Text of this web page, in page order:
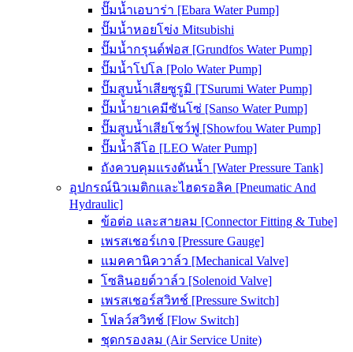
ปั๊มน้ำเอบาร่า [Ebara Water Pump]
ปั๊มน้ำหอยโข่ง Mitsubishi
ปั๊มน้ำกรุนด์ฟอส [Grundfos Water Pump]
ปั๊มน้ำโปโล [Polo Water Pump]
ปั๊มสูบน้ำเสียซูรูมิ [TSurumi Water Pump]
ปั๊มน้ำยาเคมีซันโซ่ [Sanso Water Pump]
ปั๊มสูบน้ำเสียโชว์ฟู [Showfou Water Pump]
ปั๊มน้ำลีโอ [LEO Water Pump]
ถังควบคุมแรงดันน้ำ [Water Pressure Tank]
อุปกรณ์นิวเมติกและไฮดรอลิค [Pneumatic And
Hydraulic]
ข้อต่อ และสายลม [Connector Fitting & Tube]
เพรสเชอร์เกจ [Pressure Gauge]
แมคคานิควาล์ว [Mechanical Valve]
โซลินอยด์วาล์ว [Solenoid Valve]
เพรสเชอร์สวิทช์ [Pressure Switch]
โฟลว์สวิทช์ [Flow Switch]
ชุดกรองลม (Air Service Unite)